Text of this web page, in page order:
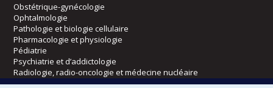
Obstétrique-gynécologie
Ophtalmologie
Pathologie et biologie cellulaire
Pharmacologie et physiologie
Pédiatrie
Psychiatrie et d’addictologie
Radiologie, radio-oncologie et médecine nucléaire